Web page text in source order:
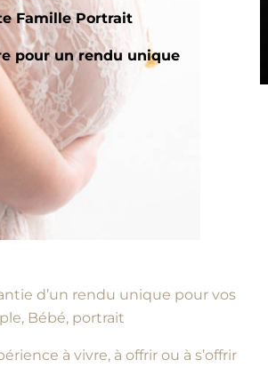
Famille Portrait
pour un rendu unique
d’un rendu unique pour vos
Bébé, portrait
à vivre, à offrir ou à s’offrir